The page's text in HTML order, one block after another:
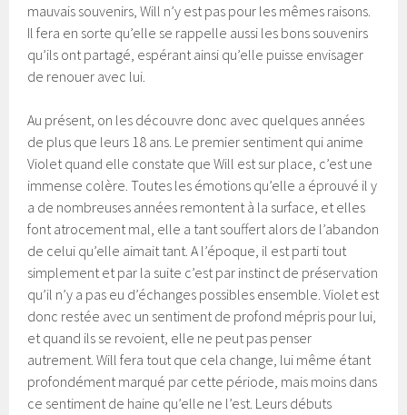
mauvais souvenirs, Will n’y est pas pour les mêmes raisons.
Il fera en sorte qu’elle se rappelle aussi les bons souvenirs
qu’ils ont partagé, espérant ainsi qu’elle puisse envisager
de renouer avec lui.
Au présent, on les découvre donc avec quelques années
de plus que leurs 18 ans. Le premier sentiment qui anime
Violet quand elle constate que Will est sur place, c’est une
immense colère. Toutes les émotions qu’elle a éprouvé il y
a de nombreuses années remontent à la surface, et elles
font atrocement mal, elle a tant souffert alors de l’abandon
de celui qu’elle aimait tant. A l’époque, il est parti tout
simplement et par la suite c’est par instinct de préservation
qu’il n’y a pas eu d’échanges possibles ensemble. Violet est
donc restée avec un sentiment de profond mépris pour lui,
et quand ils se revoient, elle ne peut pas penser
autrement. Will fera tout que cela change, lui même étant
profondément marqué par cette période, mais moins dans
ce sentiment de haine qu’elle ne l’est. Leurs débuts